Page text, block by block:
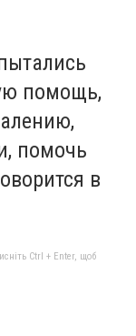
помощь,
помочь
в
Ctrl + Enter, щоб